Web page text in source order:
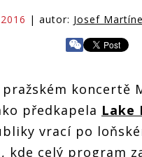
| autor: Josef
koncertě
předkapela Lake
vrací po
kde celý program